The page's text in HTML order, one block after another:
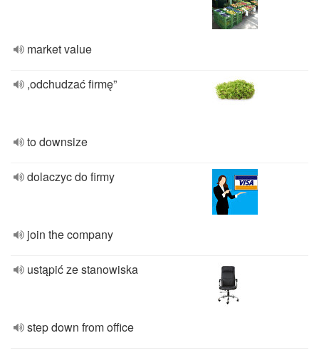
market value
,odchudzać firmę”
to downsize
dolaczyc do firmy
join the company
ustąpić ze stanowiska
step down from office